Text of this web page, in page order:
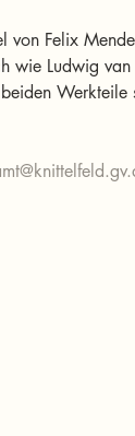
Felix
wie Ludwig van
Werkteile